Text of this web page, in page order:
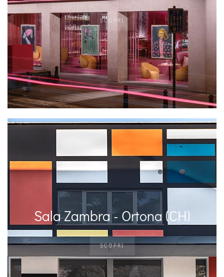
SCOPRI
Sala Zambra - Ortona (CH)
SCOPRI